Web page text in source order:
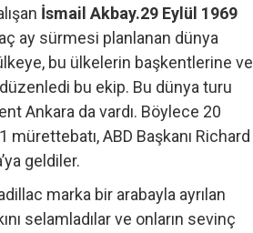
İsmail Akbay.29 Eylül 1969
ay sürmesi planlanan dünya
bu ülkelerin başkentlerine ve
bu ekip. Bu dünya turu
Ankara da vardı. Böylece 20
ABD Başkanı Richard
geldiler.
marka bir arabayla ayrılan
selamladılar ve onların sevinç